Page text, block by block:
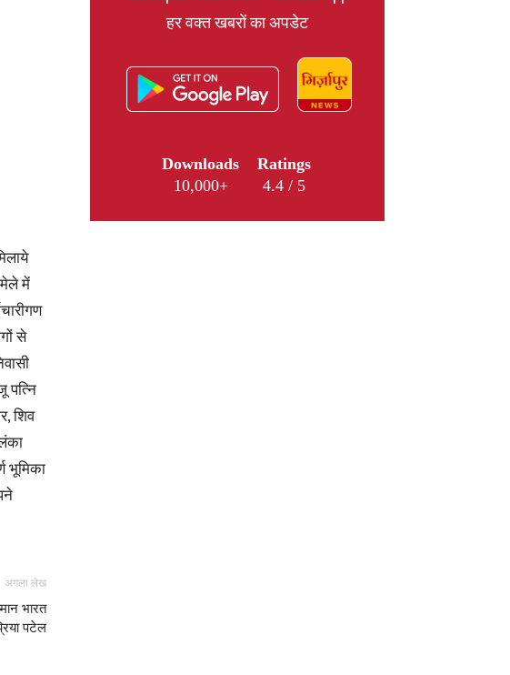
मेले में
से
पत्नि
शिव
भूमिका
अगला लेख
भारत
पटेल
हर वक्त खबरों का अपडेट
Downloads
10,000+
Ratings
4.4 / 5